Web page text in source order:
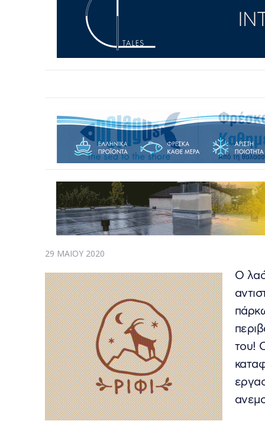
29 ΜΑΪ́ΟΥ 2020
Ο
του!